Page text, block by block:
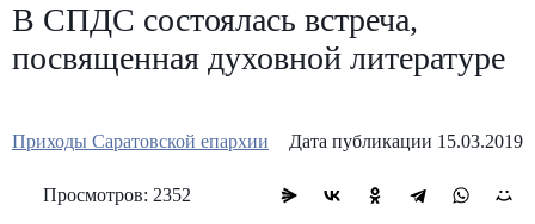
В СПДС состоялась встреча,
посвященная духовной литературе
Приходы Саратовской епархии Дата публикации 15.03.2019
Просмотров: 2352